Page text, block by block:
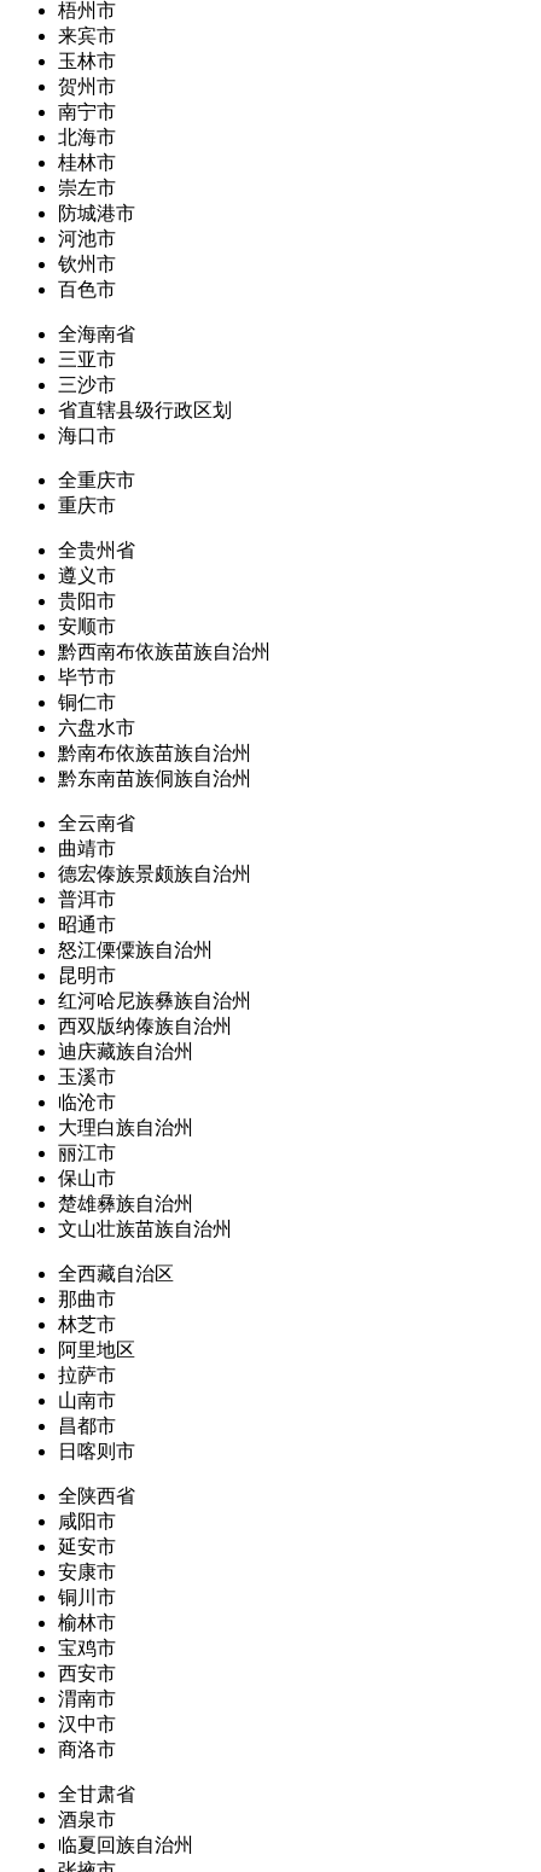
梧州市
来宾市
玉林市
贺州市
南宁市
北海市
桂林市
崇左市
防城港市
河池市
钦州市
百色市
全海南省
三亚市
三沙市
省直辖县级行政区划
海口市
全重庆市
重庆市
全贵州省
遵义市
贵阳市
安顺市
黔西南布依族苗族自治州
毕节市
铜仁市
六盘水市
黔南布依族苗族自治州
黔东南苗族侗族自治州
全云南省
曲靖市
德宏傣族景颇族自治州
普洱市
昭通市
怒江傈僳族自治州
昆明市
红河哈尼族彝族自治州
西双版纳傣族自治州
迪庆藏族自治州
玉溪市
临沧市
大理白族自治州
丽江市
保山市
楚雄彝族自治州
文山壮族苗族自治州
全西藏自治区
那曲市
林芝市
阿里地区
拉萨市
山南市
昌都市
日喀则市
全陕西省
咸阳市
延安市
安康市
铜川市
榆林市
宝鸡市
西安市
渭南市
汉中市
商洛市
全甘肃省
酒泉市
临夏回族自治州